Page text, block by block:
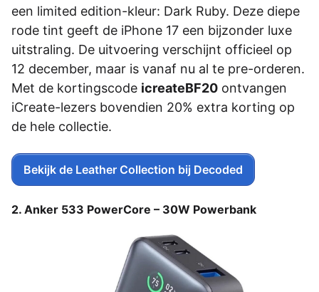
een limited edition-kleur: Dark Ruby. Deze diepe
rode tint geeft de iPhone 17 een bijzonder luxe
uitstraling. De uitvoering verschijnt officieel op
12 december, maar is vanaf nu al te pre-orderen.
Met de kortingscode icreateBF20 ontvangen
iCreate-lezers bovendien 20% extra korting op
de hele collectie.
Bekijk de Leather Collection bij Decoded
2. Anker 533 PowerCore – 30W Powerbank